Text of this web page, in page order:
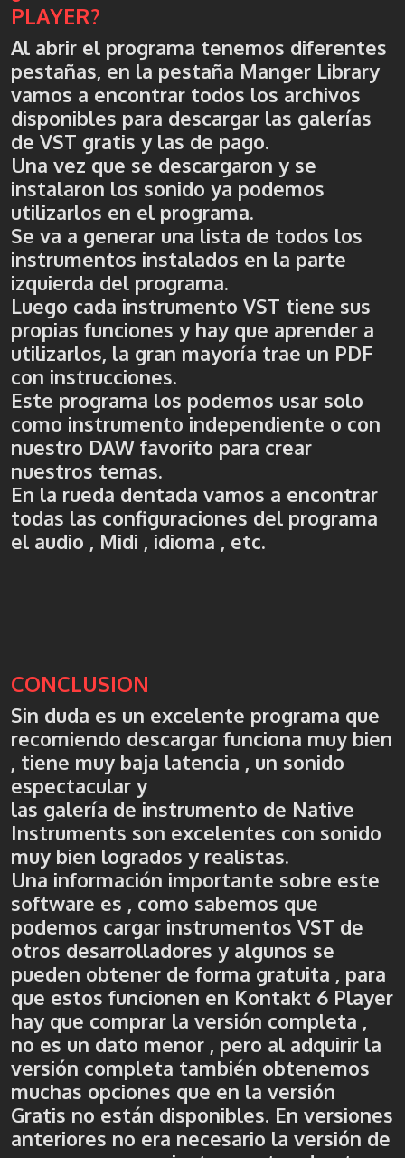
PLAYER?
Al abrir el programa tenemos diferentes
pestañas, en la pestaña Manger Library
vamos a encontrar todos los archivos
disponibles para descargar las galerías
de VST gratis y las de pago.
Una vez que se descargaron y se
instalaron los sonido ya podemos
utilizarlos en el programa.
Se va a generar una lista de todos los
instrumentos instalados en la parte
izquierda del programa.
Luego cada instrumento VST tiene sus
propias funciones y hay que aprender a
utilizarlos, la gran mayoría trae un PDF
con instrucciones.
Este programa los podemos usar solo
como instrumento independiente o con
nuestro DAW favorito para crear
nuestros temas.
En la rueda dentada vamos a encontrar
todas las configuraciones del programa
el audio , Midi , idioma , etc.
CONCLUSION
Sin duda es un excelente programa que
recomiendo descargar funciona muy bien
, tiene muy baja latencia , un sonido
espectacular y
las galería de instrumento de Native
Instruments son excelentes con sonido
muy bien logrados y realistas.
Una información importante sobre este
software es , como sabemos que
podemos cargar instrumentos VST de
otros desarrolladores y algunos se
pueden obtener de forma gratuita , para
que estos funcionen en Kontakt 6 Player
hay que comprar la versión completa ,
no es un dato menor , pero al adquirir la
versión completa también obtenemos
muchas opciones que en la versión
Gratis no están disponibles. En versiones
anteriores no era necesario la versión de